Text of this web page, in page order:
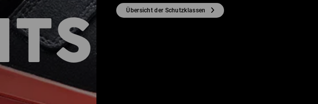
Übersicht der Schutzklassen